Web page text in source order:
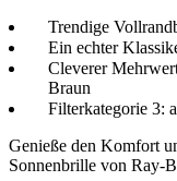
Trendige
Ein echter
Cleverer
Braun
Filterkategorie 3:
Genieße den Komfort
Sonnenbrille von Ray-